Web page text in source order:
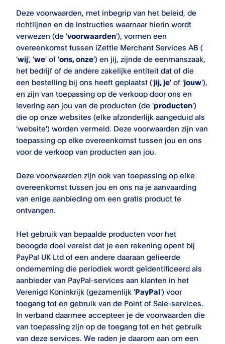
Deze voorwaarden, met inbegrip van het beleid, de
richtlijnen en de instructies waarnaar hierin wordt
verwezen (de 'voorwaarden'), vormen een
overeenkomst tussen iZettle Merchant Services AB (
'wij', 'we' of 'ons, onze') en jij, zijnde de eenmanszaak,
het bedrijf of de andere zakelijke entiteit dat of die
een bestelling bij ons heeft geplaatst ('jij, je' of 'jouw'),
en zijn van toepassing op de verkoop door ons en
levering aan jou van de producten (de 'producten')
die op onze websites (elke afzonderlijk aangeduid als
'website') worden vermeld. Deze voorwaarden zijn van
toepassing op elke overeenkomst tussen jou en ons
voor de verkoop van producten aan jou.
Deze voorwaarden zijn ook van toepassing op elke
overeenkomst tussen jou en ons na je aanvaarding
van enige aanbieding om een gratis product te
ontvangen.
Het gebruik van bepaalde producten voor het
beoogde doel vereist dat je een rekening opent bij
PayPal UK Ltd of een andere daaraan gelieerde
onderneming die periodiek wordt geïdentificeerd als
aanbieder van PayPal-services aan klanten in het
Verenigd Koninkrijk (gezamenlijk 'PayPal') voor
toegang tot en gebruik van de Point of Sale-services.
In verband daarmee accepteer je de voorwaarden die
van toepassing zijn op de toegang tot en het gebruik
van deze services. We raden je daarom aan om een